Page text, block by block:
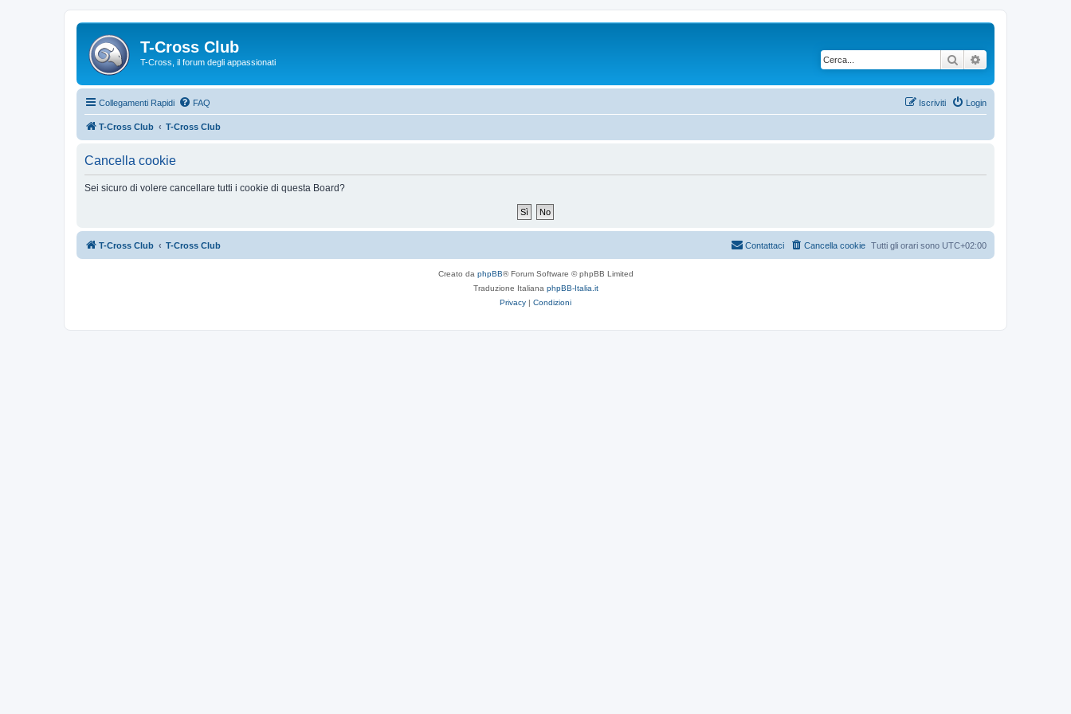
T-Cross Club
T-Cross, il forum degli appassionati Cerca
Collegamenti Rapidi FAQ Login
Iscriviti
T-Cross Club T-Cross Club
Cancella cookie
Sei sicuro di volere cancellare tutti i cookie di questa Board?
T-Cross Club T-Cross Club Tutti gli orari sono UTC+02:00
Cancella cookie
Contattaci
Creato da phpBB® Forum Software © phpBB Limited
Traduzione Italiana phpBB-Italia.it
Privacy | Condizioni